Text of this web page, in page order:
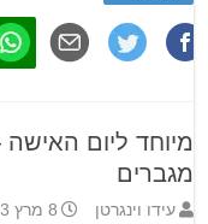
מיוחד ליום האישה
מגברים
עידו וינגרטן 8 מרץ 2023 8:02